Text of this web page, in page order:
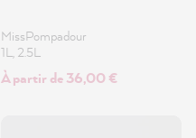
MissPompadour
1L, 2.5L
À partir de 36,00 €